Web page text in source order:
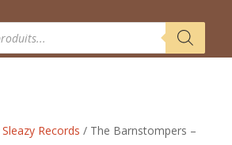
Sleazy Records / The Barnstompers –